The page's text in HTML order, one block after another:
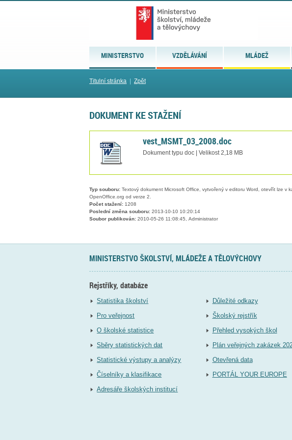
MINISTERSTVO VZDĚLÁVÁNÍ MLÁDEŽ
Titulní stránka Zpět
DOKUMENT KE STAŽENÍ
vest_MSMT_03_2008.doc
Dokument typu doc | Velikost 2,18 MB
Typ souboru: Textový dokument Microsoft Office, vytvořený v editoru Word, otevřít lze v
OpenOffice.org od verze 2.
Počet stažení: 1208
Poslední změna souboru: 2013-10-10 10:20:14
Soubor publikován: 2010-05-26 11:08:45, Administrator
MINISTERSTVO ŠKOLSTVÍ, MLÁDEŽE A TĚLOVÝCHOVY
Rejstříky, databáze
Statistika školství
Pro veřejnost
O školské statistice
Sběry statistických dat
Statistické výstupy a analýzy
Číselníky a klasifikace
Adresáře školských institucí
Důležité odkazy
Školský rejstřík
Přehled vysokých škol
Plán veřejných zakázek
Otevřená data
PORTÁL YOUR EUROPE